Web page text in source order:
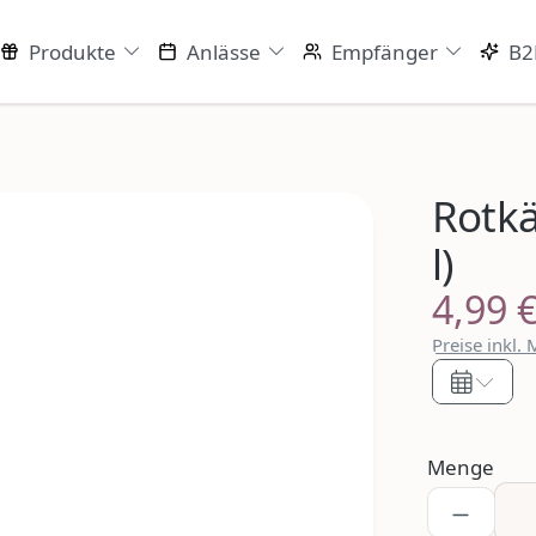
Produkte Anlässe Empfänger
l)
Regulärer
4,99
Preise inkl.
Menge